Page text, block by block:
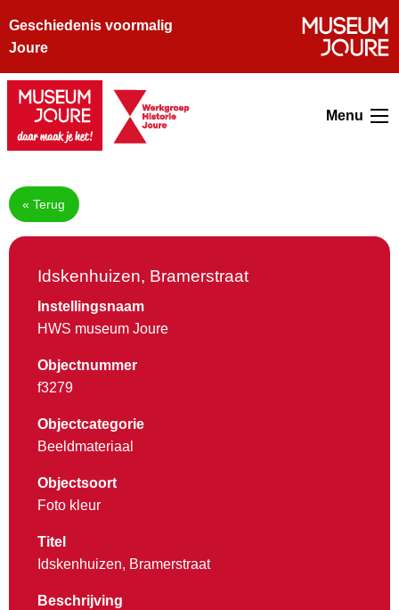
Geschiedenis voormalig
Joure
Menu
« Terug
Idskenhuizen, Bramerstraat
Instellingsnaam
HWS museum Joure
Objectnummer
f3279
Objectcategorie
Beeldmateriaal
Objectsoort
Foto kleur
Titel
Idskenhuizen, Bramerstraat
Beschrijving